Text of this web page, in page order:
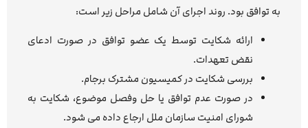
به توافق بود. روند اجرای آن شامل مراحل زیر است:
ارائه شکایت توسط یک عضو توافق در صورت ادعای
نقض تعهدات.
بررسی شکایت در کمیسیون مشترک برجام.
در صورت عدم توافق یا حل وفصل موضوع، شکایت به
شورای امنیت سازمان ملل ارجاع داده می شود.